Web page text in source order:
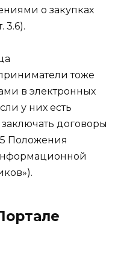
о закупках
3.6).
тоже
в электронных
у них есть
договоры
Положения